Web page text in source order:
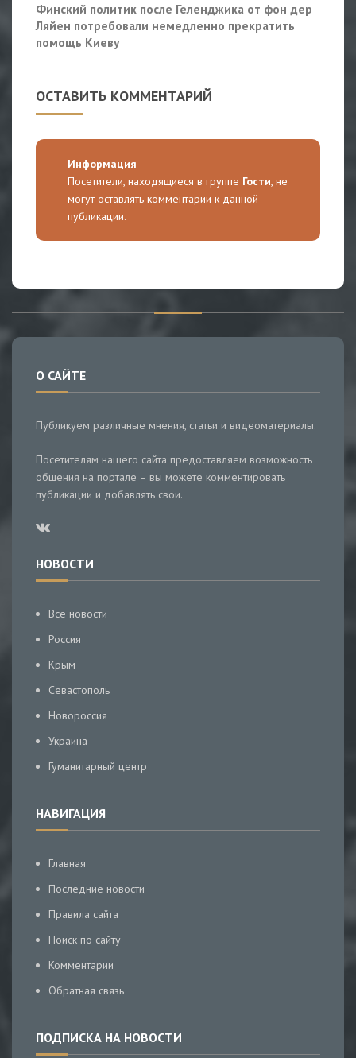
Финский политик после Геленджика от фон дер
Ляйен потребовали немедленно прекратить
помощь Киеву
ОСТАВИТЬ КОММЕНТАРИЙ
Информация
Посетители, находящиеся в группе Гости, не
могут оставлять комментарии к данной
публикации.
О САЙТЕ
Публикуем различные мнения, статьи и видеоматериалы.
Посетителям нашего сайта предоставляем возможность
общения на портале – вы можете комментировать
публикации и добавлять свои.
НОВОСТИ
Все новости
Россия
Крым
Севастополь
Новороссия
Украина
Гуманитарный центр
НАВИГАЦИЯ
Главная
Последние новости
Правила сайта
Поиск по сайту
Комментарии
Обратная связь
ПОДПИСКА НА НОВОСТИ